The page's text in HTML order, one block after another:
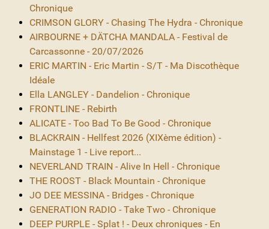
Chronique
CRIMSON GLORY - Chasing The Hydra - Chronique
AIRBOURNE + DÄTCHA MANDALA - Festival de
Carcassonne - 20/07/2026
ERIC MARTIN - Eric Martin - S/T - Ma Discothèque
Idéale
Ella LANGLEY - Dandelion - Chronique
FRONTLINE - Rebirth
ALICATE - Too Bad To Be Good - Chronique
BLACKRAIN - Hellfest 2026 (XIXème édition) -
Mainstage 1 - Live report...
NEVERLAND TRAIN - Alive In Hell - Chronique
THE ROOST - Black Mountain - Chronique
JO DEE MESSINA - Bridges - Chronique
GENERATION RADIO - Take Two - Chronique
DEEP PURPLE - Splat ! - Deux chroniques - En